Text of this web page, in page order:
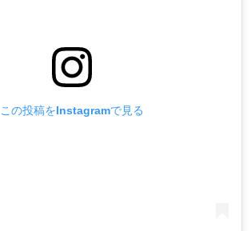
この投稿をInstagramで見る